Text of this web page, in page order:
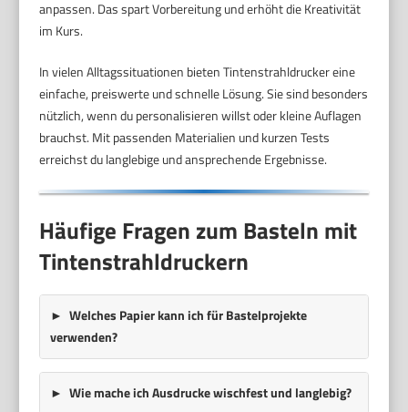
anpassen. Das spart Vorbereitung und erhöht die Kreativität
im Kurs.
In vielen Alltagssituationen bieten Tintenstrahldrucker eine
einfache, preiswerte und schnelle Lösung. Sie sind besonders
nützlich, wenn du personalisieren willst oder kleine Auflagen
brauchst. Mit passenden Materialien und kurzen Tests
erreichst du langlebige und ansprechende Ergebnisse.
Häufige Fragen zum Basteln mit
Tintenstrahldruckern
Welches Papier kann ich für Bastelprojekte
verwenden?
Wie mache ich Ausdrucke wischfest und langlebig?